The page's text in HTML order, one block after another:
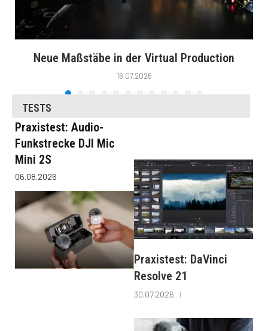
Neue Maßstäbe in der Virtual Production
16.07.2026
TESTS
Praxistest: Audio-
Funkstrecke DJI Mic
Mini 2S
06.08.2026
Praxistest: DaVinci
Resolve 21
30.07.2026